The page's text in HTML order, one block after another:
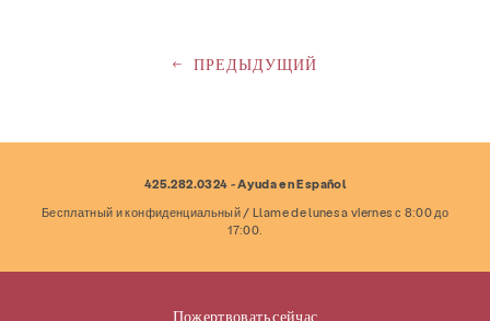
ПРЕДЫДУЩИЙ
425.282.0324 - Ayuda en Español
Бесплатный и конфиденциальный / Llame de lunes a viernes с 8:00 до
17:00.
Пожертвовать сейчас